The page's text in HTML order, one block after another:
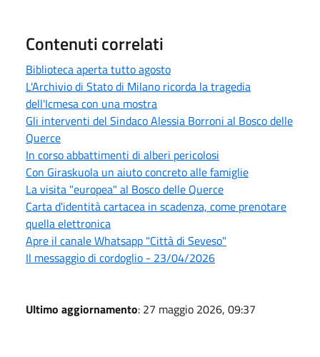
Contenuti correlati
Biblioteca aperta tutto agosto
L'Archivio di Stato di Milano ricorda la tragedia
dell'Icmesa con una mostra
Gli interventi del Sindaco Alessia Borroni al Bosco delle
Querce
In corso abbattimenti di alberi pericolosi
Con Giraskuola un aiuto concreto alle famiglie
La visita "europea" al Bosco delle Querce
Carta d'identità cartacea in scadenza, come prenotare
quella elettronica
Apre il canale Whatsapp "Città di Seveso"
Il messaggio di cordoglio - 23/04/2026
Ultimo aggiornamento: 27 maggio 2026, 09:37